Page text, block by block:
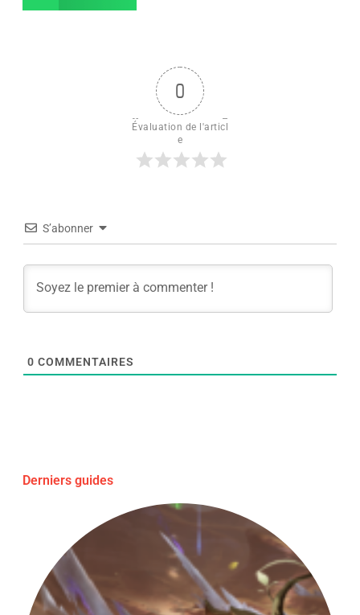
0
Évaluation de l'articl
e
S’abonner
0 COMMENTAIRES
Derniers guides